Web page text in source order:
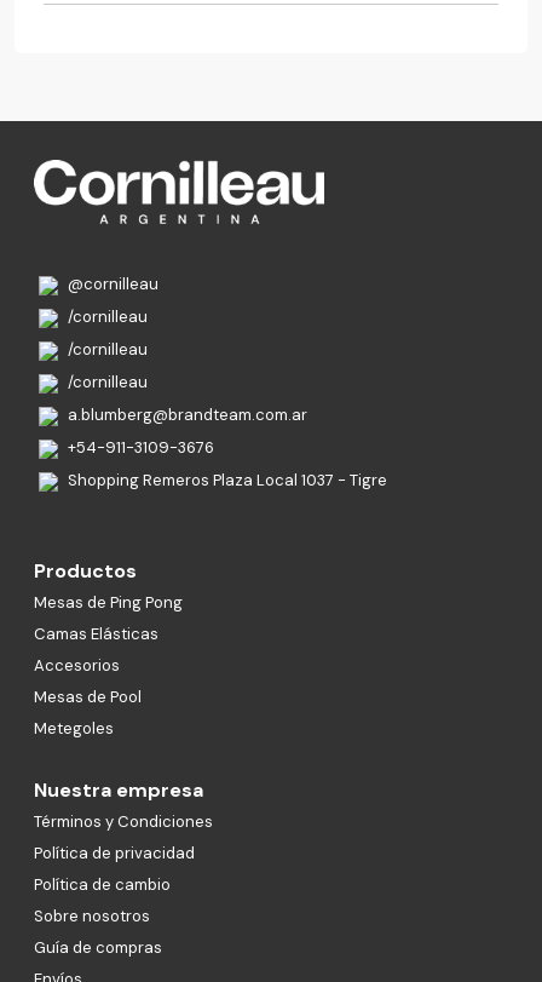
@cornilleau
/cornilleau
/cornilleau
/cornilleau
a.blumberg@brandteam.com.ar
+54-911-3109-3676
Shopping Remeros Plaza Local 1037 - Tigre
Productos
Mesas de Ping Pong
Camas Elásticas
Accesorios
Mesas de Pool
Metegoles
Nuestra empresa
Términos y Condiciones
Política de privacidad
Política de cambio
Sobre nosotros
Guía de compras